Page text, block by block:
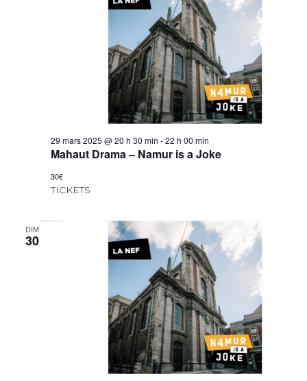
29 mars 2025 @ 20 h 30 min -22 h 00 min
Mahaut Drama – Namur is a Joke
30€
TICKETS
DIM
30